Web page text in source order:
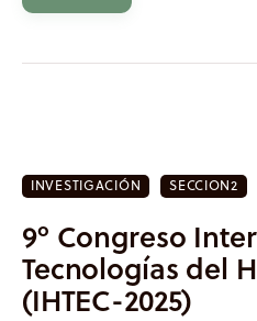
INVESTIGACIÓN SECCION2
9º Congreso
Tecnologías del
(IHTEC-2025)